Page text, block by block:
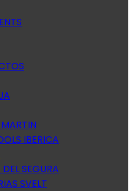
IBERICA
SEGURA
SVELT